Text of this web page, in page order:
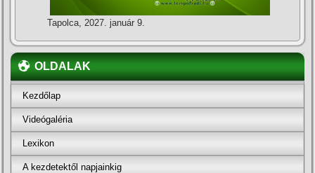
Tapolca, 2027. január 9.
OLDALAK
Kezdőlap
Videógaléria
Lexikon
A kezdetektől napjainkig